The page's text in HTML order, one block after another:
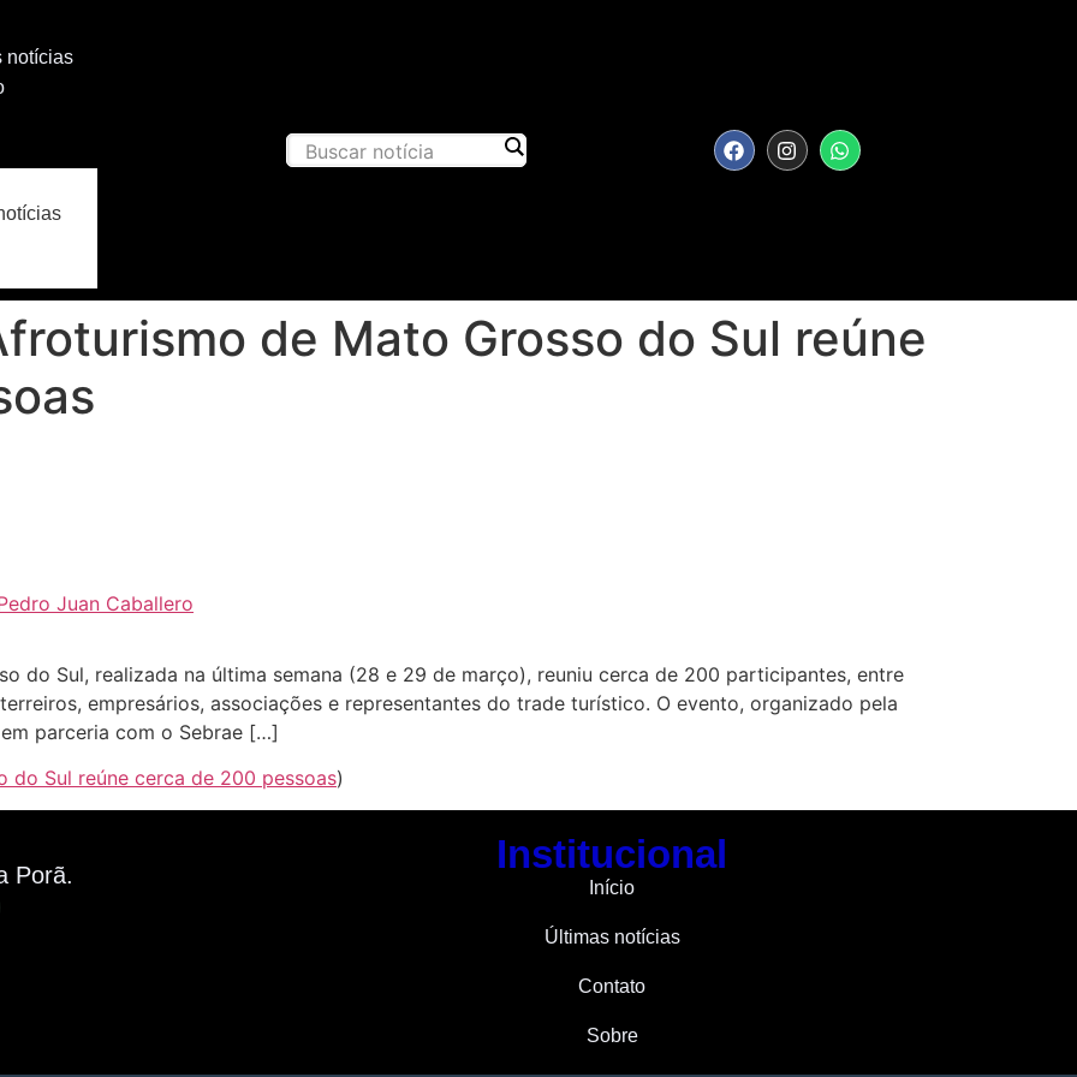
notícias
de Mato Grosso do Sul reúne
Juan Caballero
do Sul, realizada na última semana (28 e 29 de março), reuniu cerca de 200 participantes, entre
empresários, associações e representantes do trade turístico. O evento, organizado pela
parceria com o Sebrae […]
do Sul reúne cerca de 200 pessoas)
Porã. Institucional
Início
Últimas notícias
Contato
Sobre